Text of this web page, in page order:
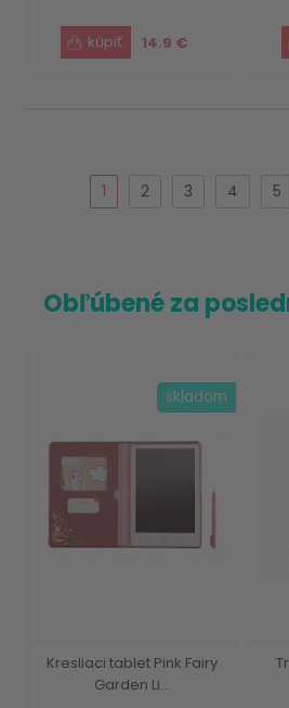
14.9 €
1 2 3 4 5
Obľúbené za
Kresliaci tablet Pink Fairy
Garden Li...
skladom